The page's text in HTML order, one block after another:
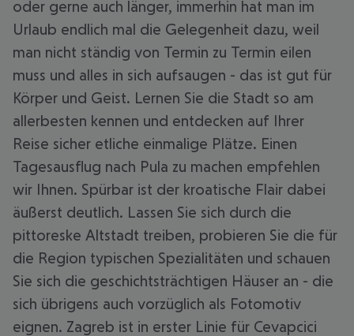
oder gerne auch länger, immerhin hat man im
Urlaub endlich mal die Gelegenheit dazu, weil
man nicht ständig von Termin zu Termin eilen
muss und alles in sich aufsaugen - das ist gut für
Körper und Geist. Lernen Sie die Stadt so am
allerbesten kennen und entdecken auf Ihrer
Reise sicher etliche einmalige Plätze. Einen
Tagesausflug nach Pula zu machen empfehlen
wir Ihnen. Spürbar ist der kroatische Flair dabei
äußerst deutlich. Lassen Sie sich durch die
pittoreske Altstadt treiben, probieren Sie die für
die Region typischen Spezialitäten und schauen
Sie sich die geschichtsträchtigen Häuser an - die
sich übrigens auch vorzüglich als Fotomotiv
eignen. Zagreb ist in erster Linie für Cevapcici